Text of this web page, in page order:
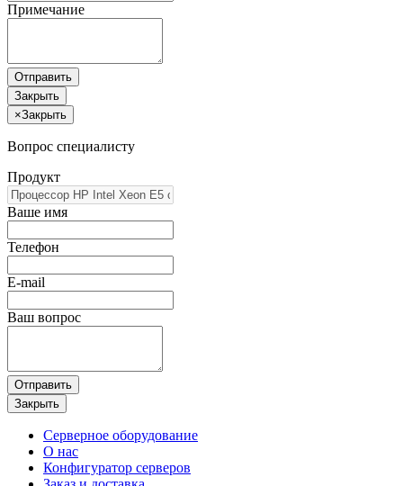
Примечание
Отправить
Закрыть
×Закрыть
Вопрос специалисту
Продукт
Ваше имя
Телефон
E-mail
Ваш вопрос
Отправить
Закрыть
Серверное оборудование
О нас
Конфигуратор серверов